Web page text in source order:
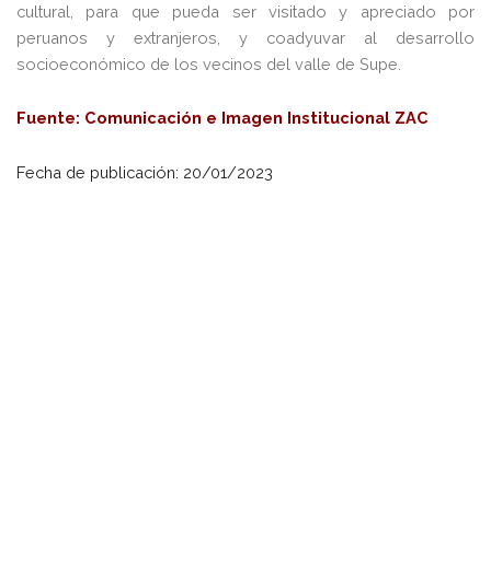
cultural, para que pueda ser visitado y apreciado por
peruanos y extranjeros, y coadyuvar al desarrollo
socioeconómico de los vecinos del valle de Supe.
Fuente: Comunicación e Imagen Institucional ZAC
Fecha de publicación: 20/01/2023